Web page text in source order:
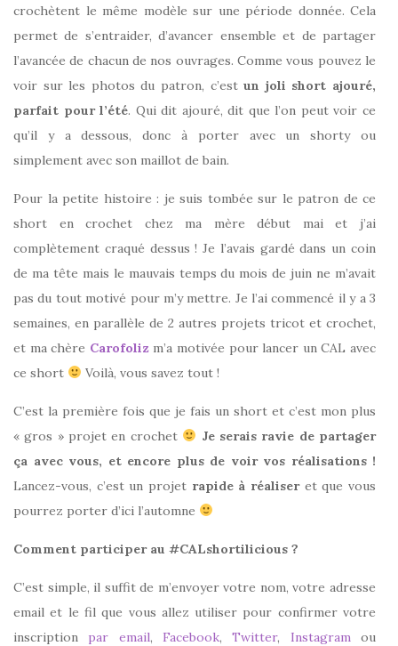
crochètent le même modèle sur une période donnée. Cela
permet de s’entraider, d’avancer ensemble et de partager
l’avancée de chacun de nos ouvrages. Comme vous pouvez le
voir sur les photos du patron, c’estun joli short ajouré,
parfait pour l’été. Qui dit ajouré, dit que l’on peut voir ce
qu’il y a dessous, donc à porter avec un shorty ou
simplement avec son maillot de bain.
Pour la petite histoire : je suis tombée sur le patron de ce
short en crochet chez ma mère début mai et j’ai
complètement craqué dessus ! Je l’avais gardé dans un coin
de ma tête mais le mauvais temps du mois de juin ne m’avait
pas du tout motivé pour m’y mettre. Je l’ai commencé il y a 3
semaines, en parallèle de 2 autres projets tricot et crochet,
et ma chère Carofoliz m’a motivée pour lancer un CAL avec
ce short
Voilà, vous savez tout !
C’est la première fois que je fais un short et c’est mon plus
« gros » projet en crochet
Je serais ravie de partager
ça avec vous, et encore plus de voir vos réalisations !
Lancez-vous, c’est un projet rapide à réaliseret que vous
pourrez porter d’ici l’automne
Comment participer au #CALshortilicious ?
C’est simple, il suffit de m’envoyer votre nom, votre adresse
email et le fil que vous allez utiliser pour confirmer votre
inscription par email,Facebook,Twitter, Instagramou